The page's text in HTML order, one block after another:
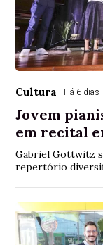
Cultura Há 6 dias
Jovem
em recital
Gabriel Gottwitz
repertório